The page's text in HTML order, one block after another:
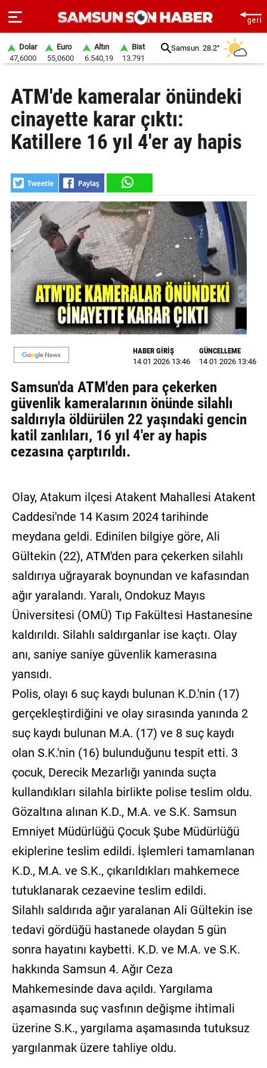
SAYFA
SAMSUN
HABER
GÜNDEM
SİYASET
EKONOMİ
DÜNYA
MAGAZİN
GALERİ
YAZARLAR
BİZE
ULAŞIN
Künye
İletişim
Politikası
Dolar
47,6000
Euro
55,0600
Altın
6.540,19
Bist
13.791
Samsun 28.2°
ATM'de kameralar önündeki
cinayette karar çıktı:
Katillere 16 yıl 4'er ay hapis
HABER GİRİŞ
14 01 2026 13:46
GÜNCELLEME
14 01 2026 13:46
Samsun'da ATM'den para çekerken
güvenlik kameralarının önünde silahlı
saldırıyla öldürülen 22 yaşındaki gencin
katil zanlıları, 16 yıl 4'er ay hapis
cezasına çarptırıldı.
Olay, Atakum ilçesi Atakent Mahallesi Atakent
Caddesi'nde 14 Kasım 2024 tarihinde
meydana geldi. Edinilen bilgiye göre, Ali
Gültekin (22), ATM'den para çekerken silahlı
saldırıya uğrayarak boynundan ve kafasından
ağır yaralandı. Yaralı, Ondokuz Mayıs
Üniversitesi (OMÜ) Tıp Fakültesi Hastanesine
kaldırıldı. Silahlı saldırganlar ise kaçtı. Olay
anı, saniye saniye güvenlik kamerasına
yansıdı.
Polis, olayı 6 suç kaydı bulunan K.D.'nin (17)
gerçekleştirdiğini ve olay sırasında yanında 2
suç kaydı bulunan M.A. (17) ve 8 suç kaydı
olan S.K.'nin (16) bulunduğunu tespit etti. 3
çocuk, Derecik Mezarlığı yanında suçta
kullandıkları silahla birlikte polise teslim oldu.
Gözaltına alınan K.D., M.A. ve S.K. Samsun
Emniyet Müdürlüğü Çocuk Şube Müdürlüğü
ekiplerine teslim edildi. İşlemleri tamamlanan
K.D., M.A. ve S.K., çıkarıldıkları mahkemece
tutuklanarak cezaevine teslim edildi.
Silahlı saldırıda ağır yaralanan Ali Gültekin ise
tedavi gördüğü hastanede olaydan 5 gün
sonra hayatını kaybetti. K.D. ve M.A. ve S.K.
hakkında Samsun 4. Ağır Ceza
Mahkemesinde dava açıldı. Yargılama
aşamasında suç vasfının değişme ihtimali
üzerine S.K., yargılama aşamasında tutuksuz
yargılanmak üzere tahliye oldu.